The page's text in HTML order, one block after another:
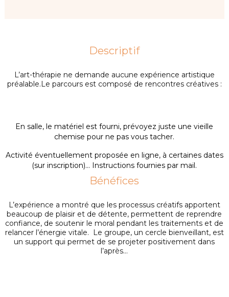
Descriptif
L’art-thérapie ne demande aucune expérience artistique
préalable.Le parcours est composé de rencontres créatives :
En salle, le matériel est fourni, prévoyez juste une vieille
chemise pour ne pas vous tacher.
Activité éventuellement proposée en ligne, à certaines dates
(sur inscription)… Instructions fournies par mail.
Bénéfices
L’expérience a montré que les processus créatifs apportent
beaucoup de plaisir et de détente, permettent de reprendre
confiance, de soutenir le moral pendant les traitements et de
relancer l’énergie vitale. Le groupe, un cercle bienveillant, est
un support qui permet de se projeter positivement dans
l’après…